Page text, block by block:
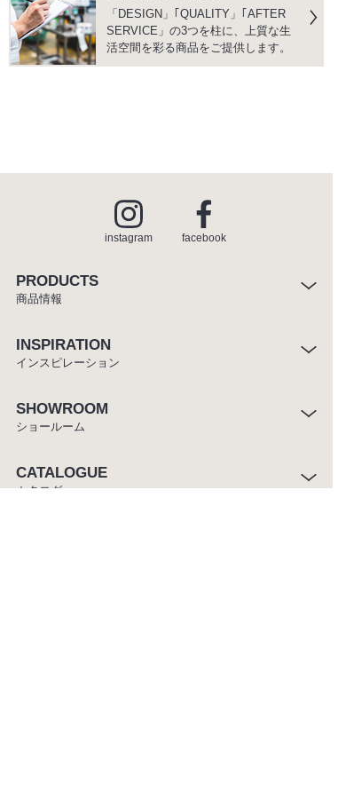
「DESIGN」｢QUALITY」｢AFTER
SERVICE」の3つを柱に、上質な生
活空間を彩る商品をご提供します。
instagram facebook
PRODUCTS
商品情報
INSPIRATION
インスピレーション
SHOWROOM
ショールーム
CATALOGUE
カタログ